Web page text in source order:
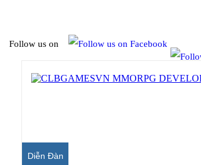
Follow us on
Diễn Đàn